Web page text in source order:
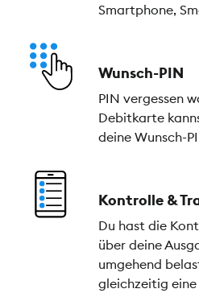
Smartphone,
Wunsch-PIN
PIN vergessen
Debitkarte
deine Wunsch-
Kontrolle &
Du hast die
über deine
umgehend
gleichzeitig